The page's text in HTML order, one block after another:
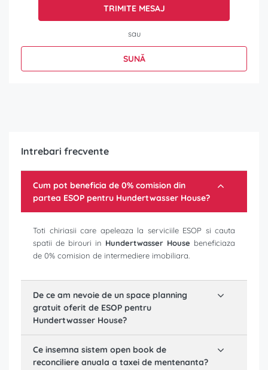
TRIMITE MESAJ
sau
SUNĂ
Intrebari frecvente
Cum pot beneficia de 0% comision din
partea ESOP pentru Hundertwasser House?
Toti chiriasii care apeleaza la serviciile ESOP si cauta
spatii de birouri in Hundertwasser House beneficiaza
de 0% comision de intermediere imobiliara.
De ce am nevoie de un space planning
gratuit oferit de ESOP pentru
Hundertwasser House?
Ce insemna sistem open book de
reconciliere anuala a taxei de mentenanta?